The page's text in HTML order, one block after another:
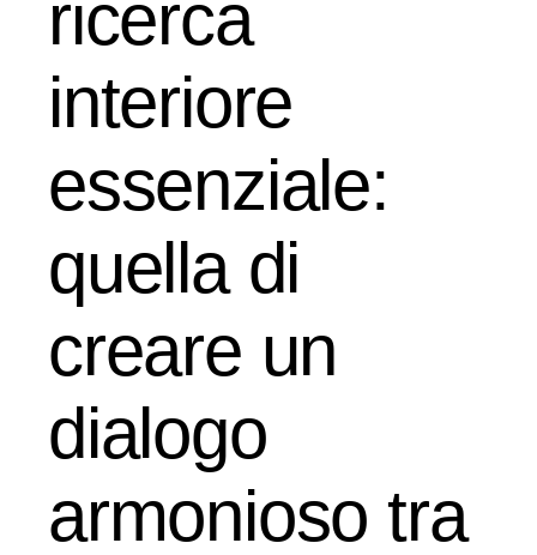
ricerca
interiore
essenziale:
quella di
creare un
dialogo
armonioso tra